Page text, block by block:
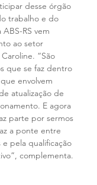
desse órgão
trabalho e do
RS vem
ao setor
“São
que se faz dentro
envolvem
atualização de
E agora
parte por sermos
a ponte entre
e pela qualificação
complementa.